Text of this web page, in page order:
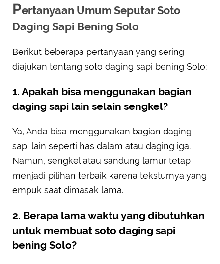
Pertanyaan Umum Seputar Soto
Daging Sapi Bening Solo
Berikut beberapa pertanyaan yang sering
diajukan tentang soto daging sapi bening Solo:
1. Apakah bisa menggunakan bagian
daging sapi lain selain sengkel?
Ya, Anda bisa menggunakan bagian daging
sapi lain seperti has dalam atau daging iga.
Namun, sengkel atau sandung lamur tetap
menjadi pilihan terbaik karena teksturnya yang
empuk saat dimasak lama.
2. Berapa lama waktu yang dibutuhkan
untuk membuat soto daging sapi
bening Solo?